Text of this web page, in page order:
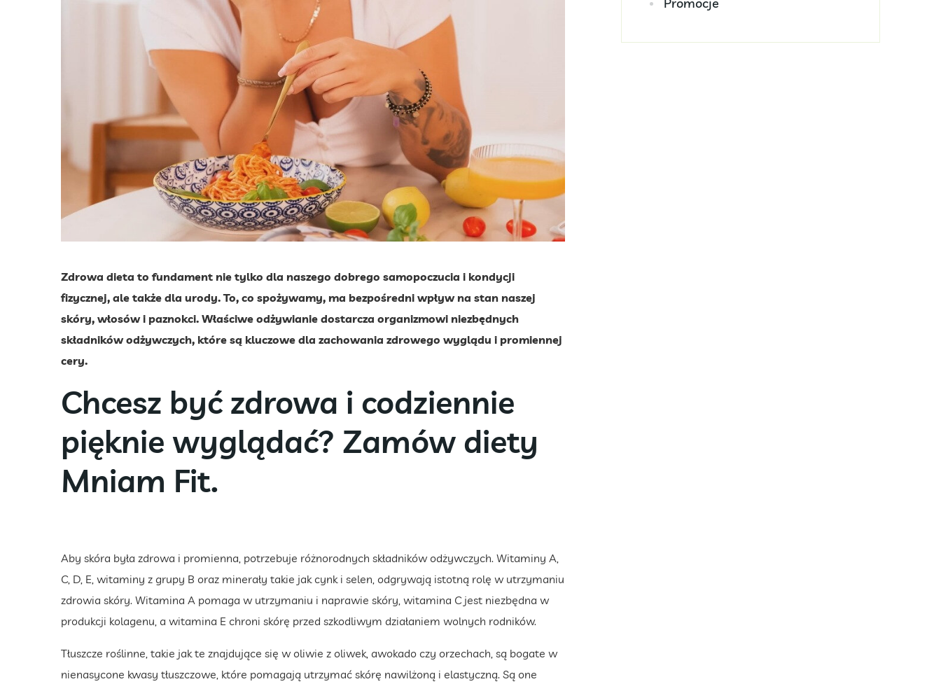
Zdrowa dieta to fundament nie tylko dla naszego dobrego samopoczucia i kondycji
fizycznej, ale także dla urody. To, co spożywamy, ma bezpośredni wpływ na stan naszej
skóry, włosów i paznokci. Właściwe odżywianie dostarcza organizmowi niezbędnych
składników odżywczych, które są kluczowe dla zachowania zdrowego wyglądu i promiennej
cery.
Chcesz być zdrowa i codziennie
pięknie wyglądać? Zamów diety
Mniam Fit.
Aby skóra była zdrowa i promienna, potrzebuje różnorodnych składników odżywczych. Witaminy A,
C, D, E, witaminy z grupy B oraz minerały takie jak cynk i selen, odgrywają istotną rolę w utrzymaniu
zdrowia skóry. Witamina A pomaga w utrzymaniu i naprawie skóry, witamina C jest niezbędna w
produkcji kolagenu, a witamina E chroni skórę przed szkodliwym działaniem wolnych rodników.
Tłuszcze roślinne, takie jak te znajdujące się w oliwie z oliwek, awokado czy orzechach, są bogate w
nienasycone kwasy tłuszczowe, które pomagają utrzymać skórę nawilżoną i elastyczną. Są one